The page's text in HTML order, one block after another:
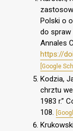
Polski o
do spraw
Annales
https://
[Google
Kodzia,
chrztu
1983 r.”
108.